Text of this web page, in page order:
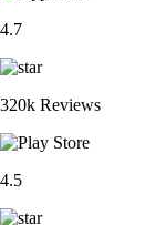
4.7
320k Reviews
4.5